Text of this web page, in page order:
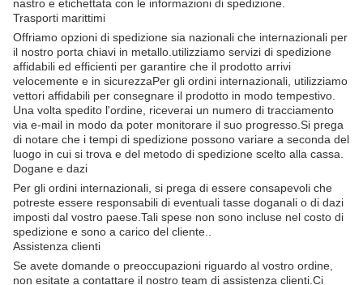
nastro e etichettata con le informazioni di spedizione.
Trasporti marittimi
Offriamo opzioni di spedizione sia nazionali che internazionali per
il nostro porta chiavi in metallo.utilizziamo servizi di spedizione
affidabili ed efficienti per garantire che il prodotto arrivi
velocemente e in sicurezzaPer gli ordini internazionali, utilizziamo
vettori affidabili per consegnare il prodotto in modo tempestivo.
Una volta spedito l'ordine, riceverai un numero di tracciamento
via e-mail in modo da poter monitorare il suo progresso.Si prega
di notare che i tempi di spedizione possono variare a seconda del
luogo in cui si trova e del metodo di spedizione scelto alla cassa.
Dogane e dazi
Per gli ordini internazionali, si prega di essere consapevoli che
potreste essere responsabili di eventuali tasse doganali o di dazi
imposti dal vostro paese.Tali spese non sono incluse nel costo di
spedizione e sono a carico del cliente..
Assistenza clienti
Se avete domande o preoccupazioni riguardo al vostro ordine,
non esitate a contattare il nostro team di assistenza clienti.Ci